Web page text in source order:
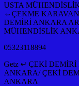
USTA
⇔ÇEKME
DEMİRİ ANKARA
MÜHENDİSLİK
05323118894
Getz ↵ ÇEKİ DEMİRİ
ANKARA/ ÇEKİ
ANKARA